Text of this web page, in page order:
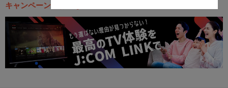
キャンペーン・お得な情報